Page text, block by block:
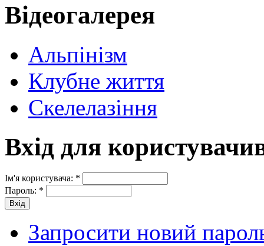
Відеогалерея
Альпінізм
Клубне життя
Скелелазіння
Вхід для
Ім'я користувача: *
Пароль: *
Запросити новий